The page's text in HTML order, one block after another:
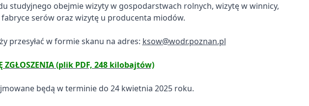
studyjnego obejmie wizyty w gospodarstwach rolnych, wizytę w winnicy,
serów oraz wizytę u producenta miodów.
przesyłać w formie skanu na adres: ksow@wodr.poznan.pl
ZGŁOSZENIA (plik PDF, 248 kilobajtów)
będą w terminie do 24 kwietnia 2025 roku.